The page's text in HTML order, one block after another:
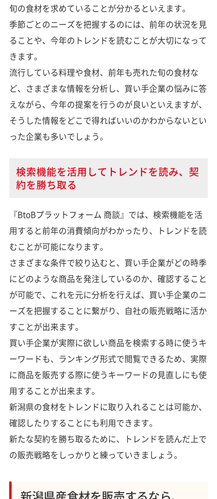
旬の食材を求めていることが分かるといえます。
季節ごとのニーズを把握するのには、前年の状況を見
ることや、今年のトレンドを読むことが大切になって
きます。
流行している料理や食材、前年も売れた旬の食材な
ど、さまざまな情報を分析し、買い手企業の悩みに答
えながら、今年の提案を行うのが良いといえますが、
そうした情報をどこで得ればいいのかわからないとい
った企業も多いでしょう。
検索機能を活用してトレンドを読み、契
約を勝ち取る
『BtoBプラットフォーム 商談』では、検索機能を活
用すると前年の消費傾向がわかったり、トレンドを読
むことが可能になります。
さまざまな条件で絞り込むと、買い手企業がどの時季
にどのような商品を発注しているのか、確認すること
が可能で、これを元に分析を行えば、買い手企業のニ
ーズを把握することに繋がり、自社の販売戦略に活か
すことが出来ます。
買い手企業が実際に欲しい商品を検索する時に使うキ
ーワードも、ランキング形式で閲覧できるため、実際
に商品を販売する際に使うキーワードの見直しにも使
用することが出来ます。
新潟県の食材をトレンドに取り入れることは可能か、
確認したりすることにも利用できます。
新たな契約を勝ち取るために、トレンドを読んだ上で
の販売戦略をしっかりと練っていきましょう。